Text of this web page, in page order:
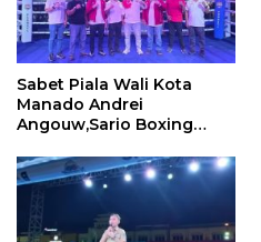
Sabet Piala Wali Kota
Manado Andrei
Angouw,Sario Boxing
Perbati 2026